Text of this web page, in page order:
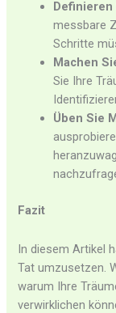
messbare
Schritte
Machen
Sie Ihre
Üben Sie
Fazit
In diesem Artikel
Tat umzusetzen.
warum Ihre
verwirklichen